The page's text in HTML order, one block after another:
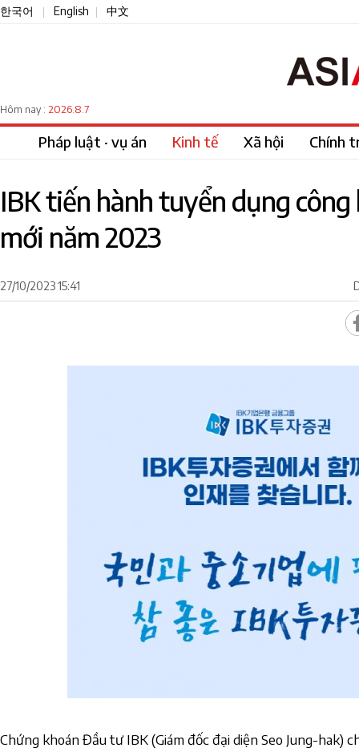
한국어 English 中文
Hôm nay : 2026.8.7
Pháp luật · vụ án Kinh tế Xã hội Chính
IBK tiến hành tuyển dụng
mới năm 2023
27/10/2023 15:41
Chứng khoán Đầu tư IBK (Giám đốc đại diện Seo Jung-hak)